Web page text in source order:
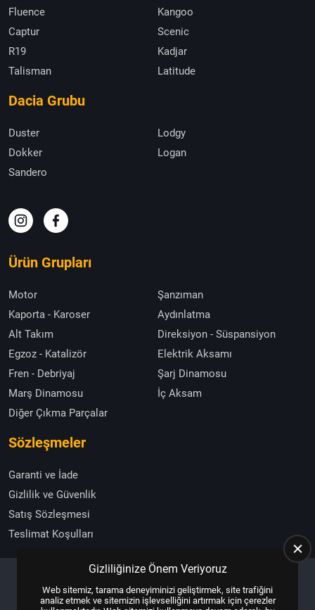
Fluence
Kangoo
Captur
Scenic
R19
Kadjar
Talisman
Latitude
Dacia Grubu
Duster
Lodgy
Dokker
Logan
Sandero
Ürün Grupları
Motor
Şanzıman
Kaporta - Karoser
Aydınlatma
Alt Takım
Direksiyon - Süspansiyon
Egzoz - Katalizör
Elektrik Aksamı
Fren - Debriyaj
Şarj Dinamosu
Marş Dinamosu
İç Aksam
Diğer Çıkma Parçalar
Sözleşmeler
Garanti ve İade
Gizlilik ve Güvenlik
Satış Sözleşmesi
Teslimat Koşulları
Copyright © 2025, All Right ReservedUS YAZILIM
Gizliliğinize Önem Veriyoruz
Web sitemiz, tarama deneyiminizi geliştirmek, site trafiğini
analiz etmek ve sitemizin işlevselliğini artırmak için çerezler